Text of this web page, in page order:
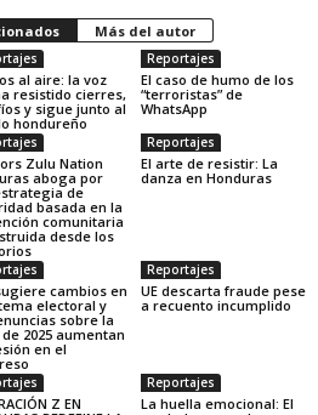
Más del autor
al aire: la voz
resistido cierres,
y sigue junto al
hondureño
Reportajes
El caso de humo de los
“terroristas” de
WhatsApp
Zulu Nation
aboga por
de
basada en la
comunitaria
desde los
Reportajes
El arte de resistir: La
danza en Honduras
cambios en
electoral y
sobre la
2025 aumentan
en el
Reportajes
UE descarta fraude pese
a recuento incumplido
Z EN
Reportajes
La huella emocional: El